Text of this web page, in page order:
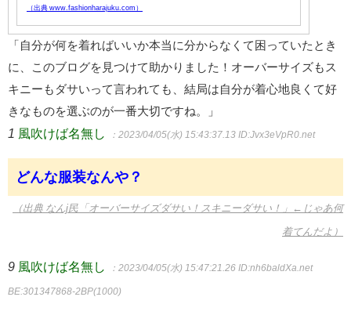
（出典 www.fashionharajuku.com）
「自分が何を着ればいいか本当に分からなくて困っていたとき
に、このブログを見つけて助かりました！オーバーサイズもス
キニーもダサいって言われても、結局は自分が着心地良くて好
きなものを選ぶのが一番大切ですね。」
1 風吹けば名無し ：2023/04/05(水) 15:43:37.13 ID:Jvx3eVpR0.net
どんな服装なんや？
（出典 なんj民「オーバーサイズダサい！スキニーダサい！」←じゃあ何
着てんだよ）
9 風吹けば名無し ：2023/04/05(水) 15:47:21.26 ID:nh6baldXa.net
BE:301347868-2BP(1000)